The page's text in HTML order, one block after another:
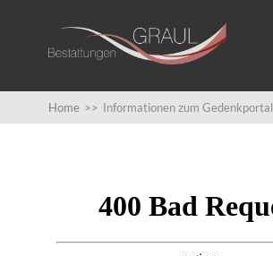
Home >> Informationen zum Gedenkportal